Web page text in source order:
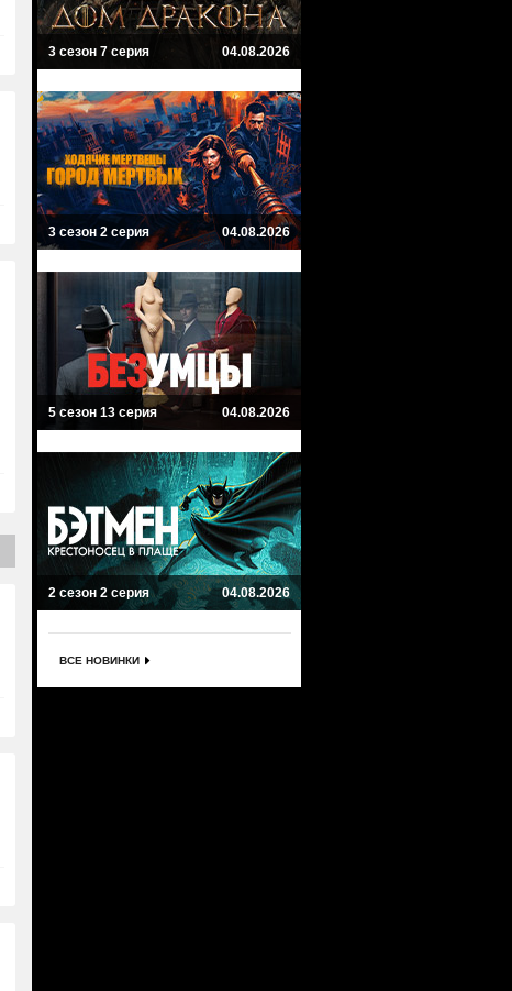
3 сезон 7 серия 04.08.2026
3 сезон 2 серия 04.08.2026
5 сезон 13 серия 04.08.2026
2 сезон 2 серия 04.08.2026
ВСЕ НОВИНКИ